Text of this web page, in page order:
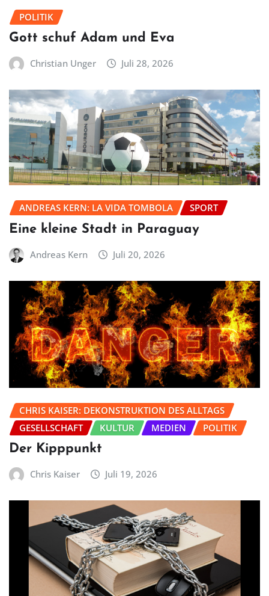
POLITIK
Gott schuf Adam und Eva
Christian Unger Juli 28, 2026
ANDREAS KERN: LA VIDA TOMBOLA SPORT
Eine kleine Stadt in Paraguay
Andreas Kern Juli 20, 2026
CHRIS KAISER: DEKONSTRUKTION DES ALLTAGS
GESELLSCHAFT
KULTUR MEDIEN POLITIK
Der Kipppunkt
Chris Kaiser Juli 19, 2026